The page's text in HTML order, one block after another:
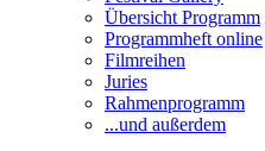
Übersicht Programm
Programmheft online
Filmreihen
Juries
Rahmenprogramm
...und außerdem